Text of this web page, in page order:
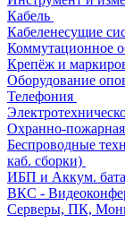
Кабель
Кабеленесущие
Коммутационное
Крепёж и
Оборудование
Телефония
Охранно-
Беспроводные
каб. сборки)
ИБП и Аккум.
ВКС -
Серверы, ПК,